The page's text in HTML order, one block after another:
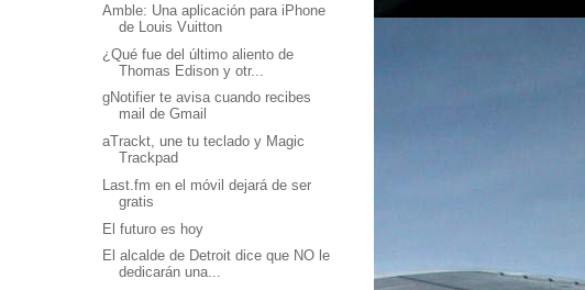
Amble: Una aplicación para iPhone
de Louis Vuitton
¿Qué fue del último aliento de
Thomas Edison y otr...
gNotifier te avisa cuando recibes
mail de Gmail
aTrackt, une tu teclado y Magic
Trackpad
Last.fm en el móvil dejará de ser
gratis
El futuro es hoy
El alcalde de Detroit dice que NO le
dedicarán una...